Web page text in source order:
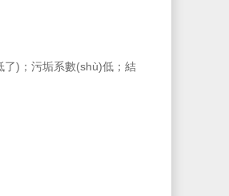
；污垢系數(shù)低；結